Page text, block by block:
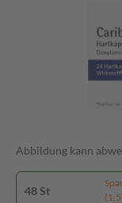
Abbildung kann
48 St